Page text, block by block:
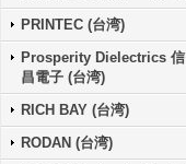
PRINTEC (台湾)
Prosperity Dielectrics 信
昌電子 (台湾)
RICH BAY (台湾)
RODAN (台湾)